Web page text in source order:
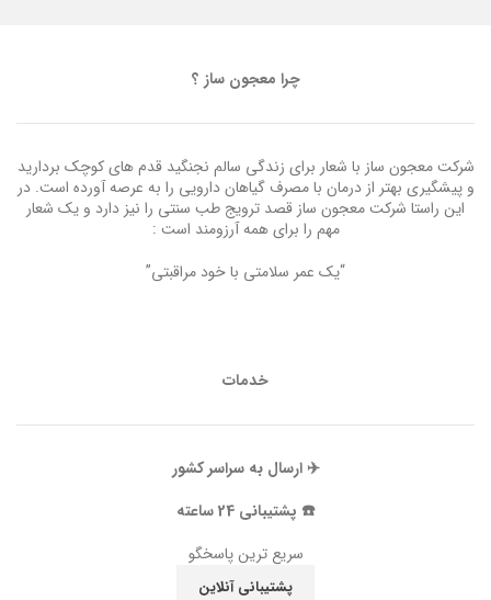
چرا معجون ساز ؟
شرکت معجون ساز با شعار برای زندگی سالم نجنگید قدم های کوچک بردارید
و پیشگیری بهتر از درمان با مصرف گیاهان دارویی را به عرصه آورده است. در
این راستا شرکت معجون ساز قصد ترویج طب سنتی را نیز دارد و یک شعار
مهم را برای همه آرزومند است :
“یک عمر سلامتی با خود مراقبتی”
خدمات
✈️ ارسال به سراسر کشور
☎️ پشتیبانی 24 ساعته
سریع ترین پاسخگو
پشتیبانی آنلاین